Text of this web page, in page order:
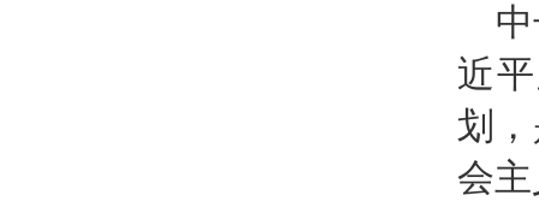
近
划
会